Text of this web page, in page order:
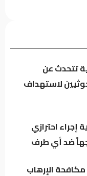
مطالبات
الإقليم
لا يدير الأزمات..
تتحدث عن
لاستهداف
إجراء احترازي
ضد أي طرف
الإرهاب